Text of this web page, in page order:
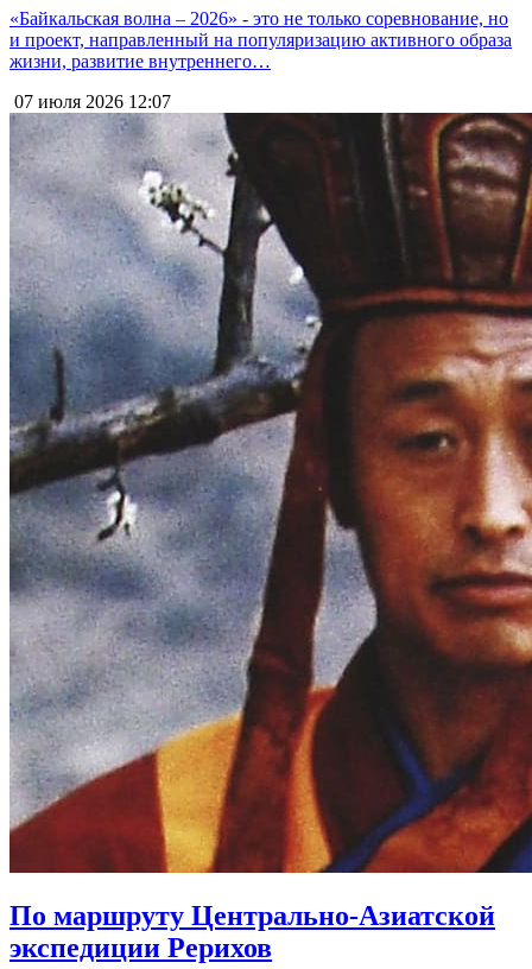
«Байкальская волна – 2026» - это не только соревнование, но
и проект, направленный на популяризацию активного образа
жизни, развитие внутреннего…
07 июля 2026 12:07
По маршруту Центрально-Азиатской
экспедиции Рерихов